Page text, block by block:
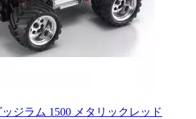
ッジラム 1500 メタリックレッド